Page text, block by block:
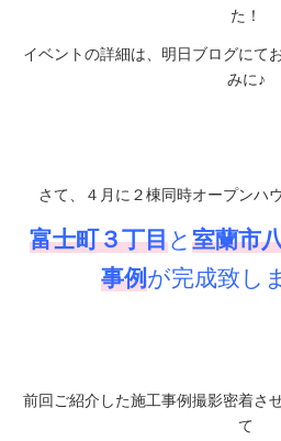
た！
イベントの詳細は、明日ブログにて
みに♪
さて、４月に２棟同時オープンハ
富士町３丁目と室蘭市
事例が完成致し
前回ご紹介した施工事例撮影密着さ
て